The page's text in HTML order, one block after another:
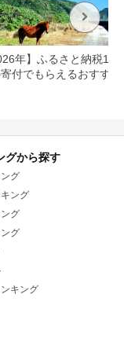
年】ふるさと納税
付でもらえるおすすめ
グから探す
グ
ング
グ
グ
キング